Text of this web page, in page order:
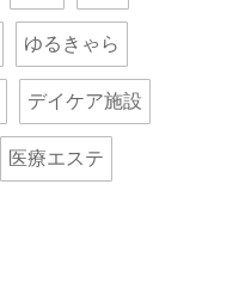
ゆるきゃら
デイケア施設
医療エステ